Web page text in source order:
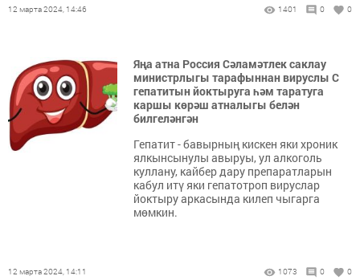
12 марта 2024, 14:46 1401 0 0
Яңа атна Россия Сәламәтлек саклау
министрлыгы тарафыннан вируслы С
гепатитын йоктыруга һәм таратуга
каршы көрәш атналыгы белән
билгеләнгән
Гепатит - бавырның кискен яки хроник
ялкынсынулы авыруы, ул алкоголь
куллану, кайбер дару препаратларын
кабул итү яки гепатотроп вируслар
йоктыру аркасында килеп чыгарга
мөмкин.
12 марта 2024, 14:11 1073 0 0